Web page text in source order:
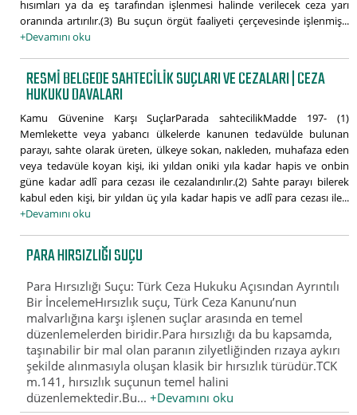
hısımları ya da eş tarafından işlenmesi halinde verilecek ceza yarı
oranında artırılır.(3) Bu suçun örgüt faaliyeti çerçevesinde işlenmiş...
+Devamını oku
RESMI BELGEDE SAHTECILIK SUÇLARI VE CEZALARI | CEZA
HUKUKU DAVALARI
Kamu Güvenine Karşı SuçlarParada sahtecilikMadde 197- (1)
Memlekette veya yabancı ülkelerde kanunen tedavülde bulunan
parayı, sahte olarak üreten, ülkeye sokan, nakleden, muhafaza eden
veya tedavüle koyan kişi, iki yıldan oniki yıla kadar hapis ve onbin
güne kadar adlî para cezası ile cezalandırılır.(2) Sahte parayı bilerek
kabul eden kişi, bir yıldan üç yıla kadar hapis ve adlî para cezası ile...
+Devamını oku
PARA HIRSIZLIĞI SUÇU
Para Hırsızlığı Suçu: Türk Ceza Hukuku Açısından Ayrıntılı
Bir İncelemeHırsızlık suçu, Türk Ceza Kanunu’nun
malvarlığına karşı işlenen suçlar arasında en temel
düzenlemelerden biridir.Para hırsızlığı da bu kapsamda,
taşınabilir bir mal olan paranın zilyetliğinden rızaya aykırı
şekilde alınmasıyla oluşan klasik bir hırsızlık türüdür.TCK
m.141, hırsızlık suçunun temel halini
düzenlemektedir.Bu...+Devamını oku